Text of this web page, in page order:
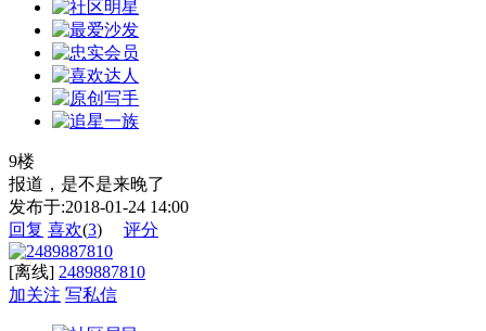
9楼
报道，是不是来晚了
发布于:2018-01-24 14:00
回复 喜欢(3) 评分
[离线] 2489887810
加关注 写私信